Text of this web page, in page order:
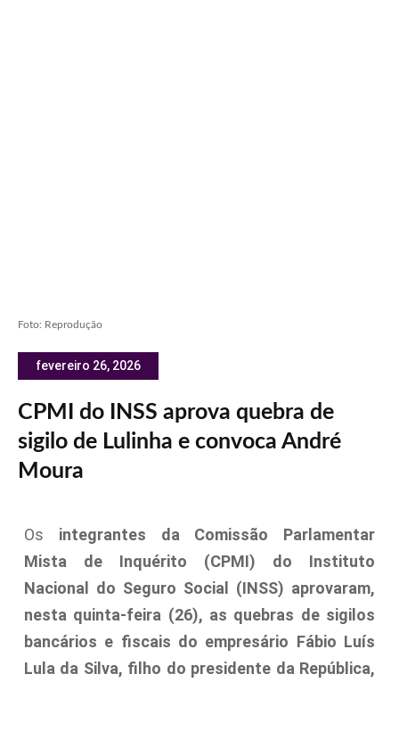
Foto: Reprodução
fevereiro 26, 2026
CPMI do INSS aprova quebra de
sigilo de Lulinha e convoca André
Moura
Os integrantes da Comissão Parlamentar
Mista de Inquérito (CPMI) do Instituto
Nacional do Seguro Social (INSS) aprovaram,
nesta quinta-feira (26), as quebras de sigilos
bancários e fiscais do empresário Fábio Luís
Lula da Silva, filho do presidente da República,